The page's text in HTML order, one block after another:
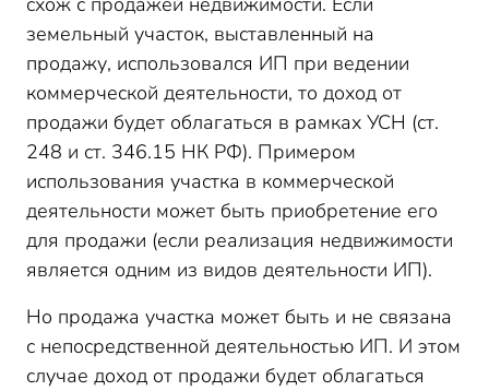
земельный участок, выставленный на
продажу, использовался ИП при ведении
коммерческой деятельности, то доход от
продажи будет облагаться в рамках УСН (ст.
248 и ст. 346.15 НК РФ). Примером
использования участка в коммерческой
деятельности может быть приобретение его
для продажи (если реализация недвижимости
является одним из видов деятельности ИП).
Но продажа участка может быть и не связана
с непосредственной деятельностью ИП. И этом
случае доход от продажи будет облагаться